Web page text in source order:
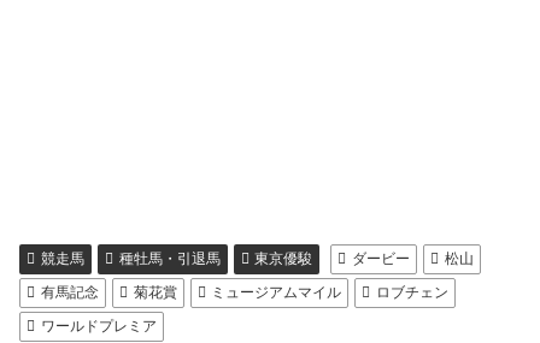
競走馬 種牡馬・引退馬 東京優駿 ダービー
松山
有馬記念
菊花賞 ミュージアムマイル
ロブチェン
ワールドプレミア